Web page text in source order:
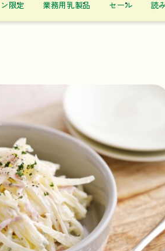
限定 業務用乳製品 セール 読